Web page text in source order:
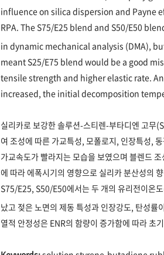
influence on silica dispersion and Payne
RPA. The S75/E25 blend and S50/E50
in dynamic mechanical analysis (DMA),
meant S25/E75 blend would be a good
tensile strength and higher elastic rate.
increased, the initial decomposition
실리카로 보강한 솔루션-스티렌-부타디엔 고무
여 조성에 따른 가교특성, 모폴로지, 인장특성,
가교속도가 빨라지는 모습을 보였으며 블렌드
에 따라 에폭시기의 영향으로 실리카 분산성의
S75/E25, S50/E50에서는 두 개의 유리전이온
났고 젖은 노면의 제동 특성과 인장강도, 탄성
열적 안정성은 ENR의 함량이 증가함에 따라 초